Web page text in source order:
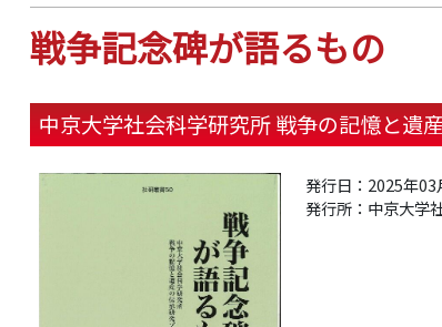
戦争記念碑が語るもの
中京大学社会科学研究所 戦争の記憶と遺
発行日：2025年03
発行所：中京大学